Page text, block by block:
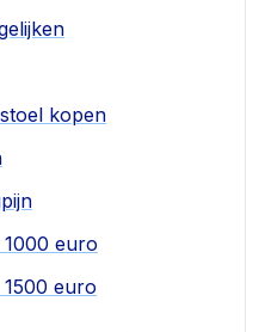
kopen
euro
euro